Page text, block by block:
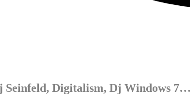
Seinfeld, Digitalism, Dj Windows